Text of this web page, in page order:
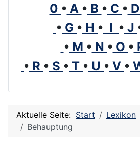
0 • A • B • C • D
• G • H • I • J
• M • N • O •
• R • S • T • U • V •
Aktuelle Seite: Start Lexikon
Behauptung